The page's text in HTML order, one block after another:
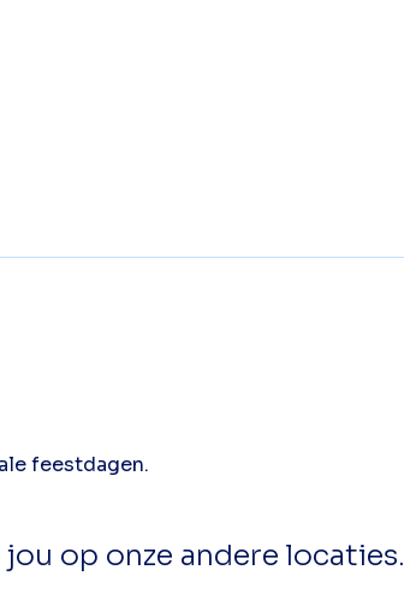
feestdagen.
op onze andere locaties.